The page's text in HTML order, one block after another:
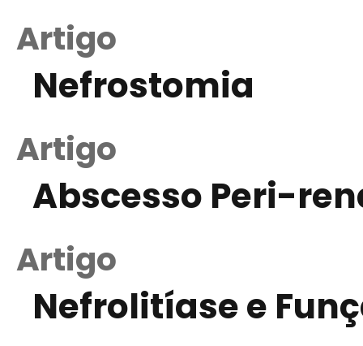
Artigo
Nefrostomia
Artigo
Abscesso Peri-
Artigo
Nefrolitíase e